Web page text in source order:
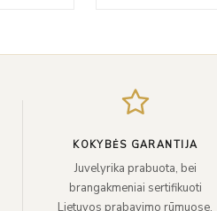
KOKYBĖS GARANTIJA
Juvelyrika prabuota, bei
brangakmeniai sertifikuoti
Lietuvos prabavimo rūmuose.